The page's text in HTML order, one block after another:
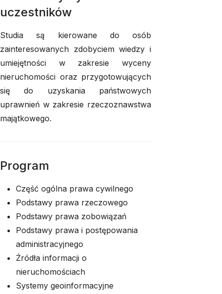
uczestników
Studia są kierowane do osób
zainteresowanych zdobyciem wiedzy i
umiejętności w zakresie wyceny
nieruchomości oraz przygotowujących
się do uzyskania państwowych
uprawnień w zakresie rzeczoznawstwa
majątkowego.
Program
Część ogólna prawa cywilnego
Podstawy prawa rzeczowego
Podstawy prawa zobowiązań
Podstawy prawa i postępowania
administracyjnego
Źródła informacji o
nieruchomościach
Systemy geoinformacyjne